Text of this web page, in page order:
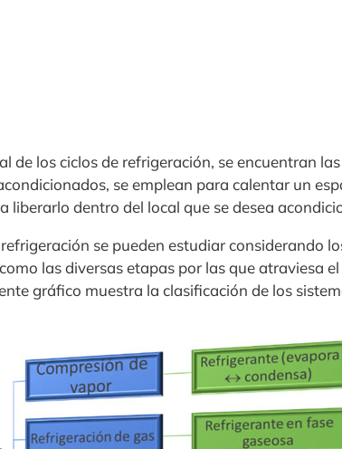
de los ciclos de refrigeración, se encuentran
se emplean para calentar un
liberarlo dentro del local que se desea
se pueden estudiar considerando
las diversas etapas por las que atraviesa el
gráfico muestra la clasificación de los